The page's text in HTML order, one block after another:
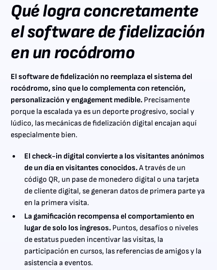
Qué logra concretamente
el software de fidelización
en un rocódromo
El software de fidelización no reemplaza el sistema del
rocódromo, sino que lo complementa con retención,
personalización y engagement medible. Precisamente
porque la escalada ya es un deporte progresivo, social y
lúdico, las mecánicas de fidelización digital encajan aquí
especialmente bien.
El check-in digital convierte a los visitantes anónimos
de un día en visitantes conocidos.A través de un
código QR, un pase de monedero digital o una tarjeta
de cliente digital, se generan datos de primera parte ya
en la primera visita.
La gamificación recompensa el comportamiento en
lugar de solo los ingresos. Puntos, desafíos o niveles
de estatus pueden incentivar las visitas, la
participación en cursos, las referencias de amigos y la
asistencia a eventos.